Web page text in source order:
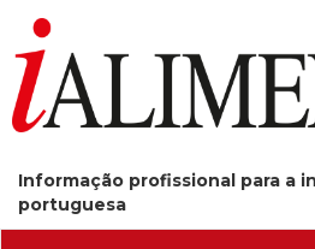
Informação profissional para a
portuguesa